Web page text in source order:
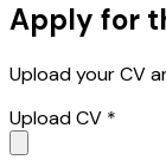
Apply for
Upload your CV
Upload CV *